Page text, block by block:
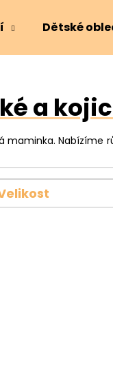
Dětské
a
Nabízíme